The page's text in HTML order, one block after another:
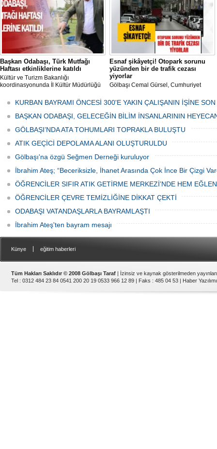
Başkan Odabaşı, Türk Mutfağı
Haftası etkinliklerine katıldı
Kültür ve Turizm Bakanlığı
koordinasyonunda İl Kültür Müdürlüğü
Haftası" etkinlikleri Ankara'da devam
ediyor.
Esnaf şikâyetçi! Otopark sorunu
yüzünden bir de trafik cezası
yiyorlar
Gölbaşı Cemal Gürsel, Cumhuriyet
bulunan esnaf ve alışverişe gelen
vatandaşlar park cezaları yüzünden
canından bezdi.
KURBAN BAYRAMI ÖNCESİ 300'E YAKIN ÇALIŞANIN İŞİNE
BAŞKAN ODABAŞI, GELECEĞİN BİLİM İNSANLARININ
GÖLBAŞI’NDA ATA TOHUMLARI TOPRAKLA BULUŞTU
ATIK GEÇİCİ DEPOLAMA ALANI OLUŞTURULDU
Gölbaşı'na özgü Seğmen Derneği kuruluyor
İbrahim Ateş; “Beceriksizle, İhanet Arasında Çok İnce Bir Çizgi
ÖĞRENCİLER SIFIR ATIK GETİRME MERKEZİ’NDE HEM
ÖĞRENCİLER ÇEVRE TEMİZLİĞİNE DİKKAT ÇEKTİ
ODABAŞI VATANDAŞLARLA BAYRAMLAŞTI
İbrahim Ateş'ten bayram mesajı
Künye eğitim haberleri
Tüm Hakları Saklıdır © 2008 Gölbaşı Taraf | İzinsiz ve kaynak gösterilmeden
Tel : 0312 484 23 84 0541 200 20 19 0533 966 12 89 | Faks : 485 04 53 | Haber Yazılımı